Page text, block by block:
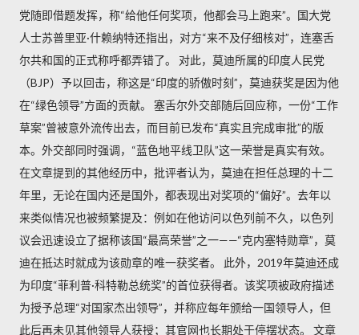
党随即借题发挥，称“给他任何奖项，他都会马上跑来”。国大党
人士苏普里亚·什赖纳特还指出，对方“来不及仔细核对”，连塞舌
尔共和国的正式称呼都弄错了。 对此，莫迪所属的印度人民党
（BJP）予以回击，称这是“印度的骄傲时刻”，莫迪获奖是因为他
在“绿色领导”方面的贡献。 塞舌尔外交部随后回应称，一份“工作
草案”曾被意外流传出去，而目前已发布“真实且完成审批”的版
本。外交部同时强调，“蓝色地平线卫队”这一荣誉是真实有效。
在文章提到的其他经历中，批评者认为，莫迪在担任总理的十二
年里，无论在国内还是国外，都表现出对奖项的“偏好”。去年以
来类似情况也被频繁提及：例如在他访问以色列前不久，以色列
议会迅速设立了据称该国“最高荣誉”之一——“克内塞特勋章”，莫
迪在抵达时就成为该勋章的唯一获奖者。 此外，2019年莫迪还成
为印度“菲利普·科特勒总统奖”的首位获得者。该奖项被政府描述
为授予总理“对国家杰出领导”，并称应每年颁给一国领导人，但
此后再未见其他领导人获授；其官网也长期处于停摆状态。 文章